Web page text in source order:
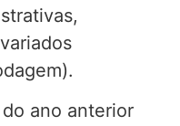
ano anterior